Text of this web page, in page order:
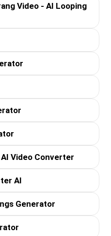
Video - AI Looping
Video Converter
AI
Generator